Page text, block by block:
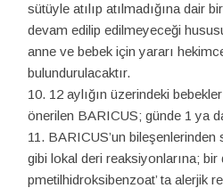
sütüyle atılıp atılmadığına dair
devam edilip edilmeyeceği
anne ve bebek için yararı
bulundurulacaktır.
12 aylığın üzerindeki
önerilen BARICUS; günde 1 ya
BARICUS’un
gibi lokal deri reaksiyonlarına; bir
pmetilhidroksibenzoat’ ta alerjik